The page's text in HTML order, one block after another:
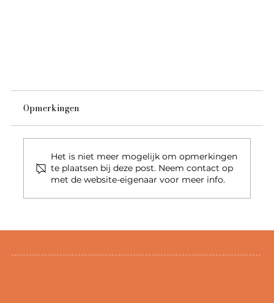
Opmerkingen
Het is niet meer mogelijk om opmerkingen
te plaatsen bij deze post. Neem contact op
met de website-eigenaar voor meer info.